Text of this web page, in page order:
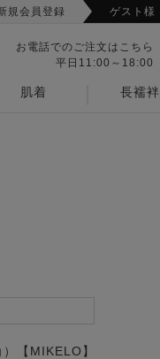
規会員登録 ゲスト様
お電話でのご注文はこちら
平日11:00～18:00
肌着
長襦袢
【MIKELO】